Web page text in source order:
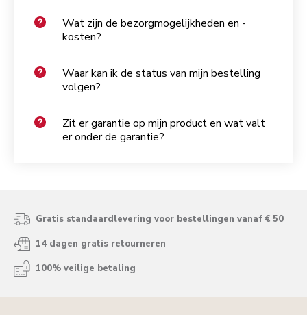
Wat zijn de bezorgmogelijkheden en -
kosten?
Waar kan ik de status van mijn bestelling
volgen?
Zit er garantie op mijn product en wat valt
er onder de garantie?
Gratis standaardlevering voor bestellingen vanaf € 50
14 dagen gratis retourneren
100% veilige betaling